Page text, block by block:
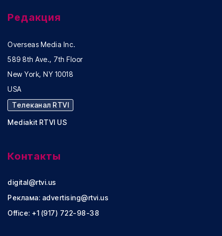
Редакция
Overseas Media Inc.
589 8th Ave., 7th Floor
New York, NY 10018
USA
Телеканал RTVI
Mediakit RTVI US
Контакты
digital@rtvi.us
Реклама: advertising@rtvi.us
Office: +1 (917) 722-98-38